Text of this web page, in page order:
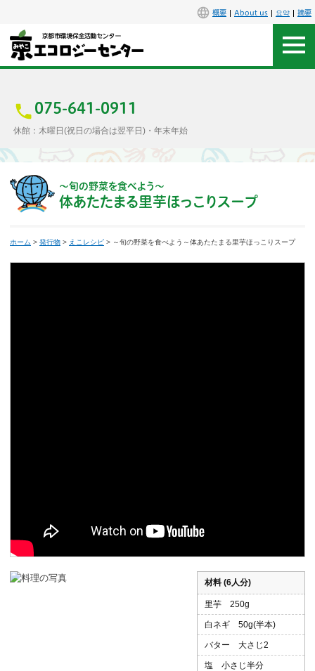
概要 About us 요약 摘要
075-641-0911
休館：木曜日(祝日の場合は翌平日)・年末年始
アクセス
施設案内
エコメイト・京エコサポーターの方
〜旬の野菜を食べよう〜
体あたたまる里芋ほっこりスープ
ホーム > 発行物 > えこレシピ > ～旬の野菜を食べよう～体あたたまる里芋ほっこりスープ
材料 (6人分)
里芋 250g
白ネギ 50g(半本)
バター 大さじ2
塩 小さじ半分